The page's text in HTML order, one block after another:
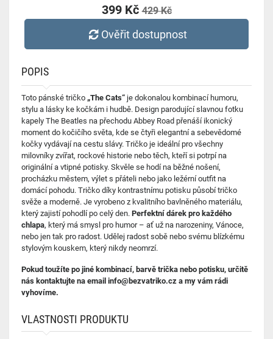
399 Kč429 Kč
Ověřit dostupnost
POPIS
Toto pánské tričko „The Cats“ je dokonalou kombinací humoru,
stylu a lásky ke kočkám i hudbě. Design parodující slavnou fotku
kapely The Beatles na přechodu Abbey Road přenáší ikonický
moment do kočičího světa, kde se čtyři elegantní a sebevědomé
kočky vydávají na cestu slávy. Tričko je ideální pro všechny
milovníky zvířat, rockové historie nebo těch, kteří si potrpí na
originální a vtipné potisky. Skvěle se hodí na běžné nošení,
procházku městem, výlet s přáteli nebo jako ležérní outfit na
domácí pohodu. Tričko díky kontrastnímu potisku působí tričko
svěže a moderně. Je vyrobeno z kvalitního bavlněného materiálu,
který zajistí pohodlí po celý den. Perfektní dárek pro každého
chlapa, který má smysl pro humor – ať už na narozeniny, Vánoce,
nebo jen tak pro radost. Udělej radost sobě nebo svému blízkému
stylovým kouskem, který nikdy neomrzí.
Pokud toužíte po jiné kombinací, barvě trička nebo potisku, určitě
nás kontaktujte na email info@bezvatriko.cz a my vám rádi
vyhovíme.
VLASTNOSTI PRODUKTU